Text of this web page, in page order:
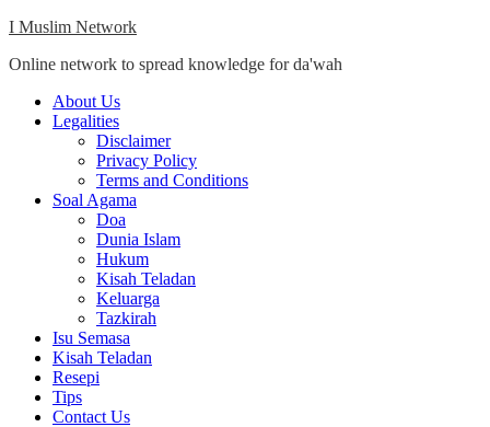
Skip
content
I Muslim Network
Online network to spread knowledge for da'wah
Close
Menu
About Us
Legalities
Disclaimer
Privacy Policy
Terms and Conditions
Soal Agama
Doa
Dunia Islam
Hukum
Kisah Teladan
Keluarga
Tazkirah
Isu Semasa
Kisah Teladan
Resepi
Tips
Contact Us